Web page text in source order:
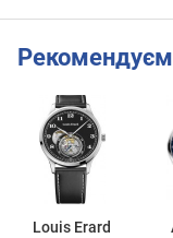
Louis Erard